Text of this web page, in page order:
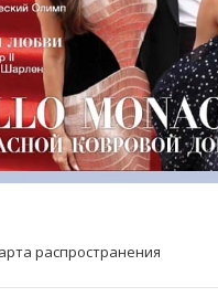
2019 годом (208 вместо
компаний и
Что касается
и
отметил благотворное
помощи, в том
щит для
распространения